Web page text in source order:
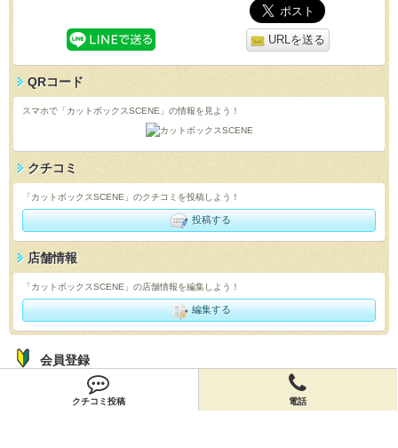
クチコミ投稿 電話
URLを送る
QRコード
スマホで「カットボックスSCENE」の情報を見よう！
クチコミ
「カットボックスSCENE」のクチコミを投稿しよう！
投稿する
店舗情報
「カットボックスSCENE」の店舗情報を編集しよう！
編集する
会員登録